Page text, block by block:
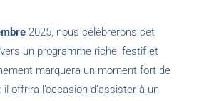
2025, nous célèbrerons cet
un programme riche, festif et
marquera un moment fort de
il offrira l’occasion d’assister à un